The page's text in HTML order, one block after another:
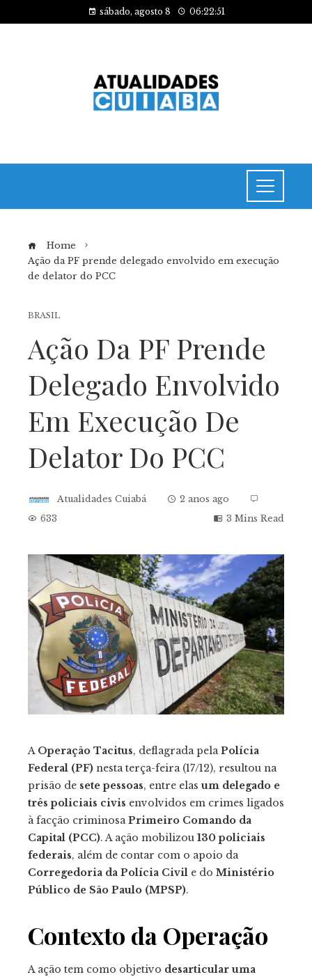
sábado, agosto 8 06:22:51
Home
Ação da PF prende delegado envolvido em execução
de delator do PCC
BRASIL
Ação Da PF Prende
Delegado Envolvido
Em Execução De
Delator Do PCC
Atualidades Cuiabá
2 anos ago
633
3 Mins Read
A Operação Tacitus, deflagrada pelaPolícia
Federal (PF) nesta terça-feira (17/12), resultou na
prisão de sete pessoas, entre elasum delegado e
três policiais civis envolvidos em crimes ligados
à facção criminosaPrimeiro Comando da
Capital (PCC). A ação mobilizou 130 policiais
federais, além de contar com o apoio da
Corregedoria da Polícia Civil e do Ministério
Público de São Paulo (MPSP).
Contexto da Operação
A ação tem como objetivo desarticular uma